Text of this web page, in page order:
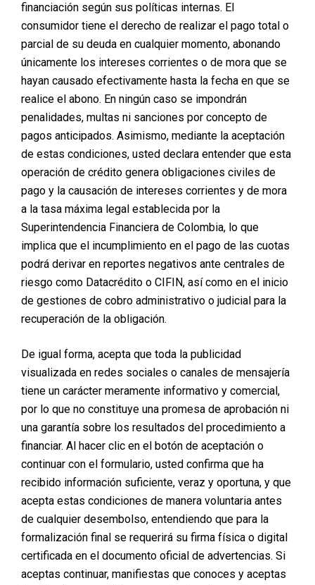
Más que estética: una herramienta de
salud emocional
la mejora de la imagen corporal está
directamente relacionada con el bienestar
psicológico?
Un estudio publicado por la revistaClinical Psychological
reveló que pacientes que se sometieron a
cirugía plástica mostraron:
Un aumento significativo enautoestima.
Reducción de síntomas dedepresión.
Mayor motivación para realizar actividades sociales
Mejor percepción de su salud física y emocional.
Esto se debe a que, al reconocerse en el espejo y
sentirse más cómodos con su imagen, muchas
personas
rompen ciclos de inseguridad acumulados
por años.
Fuente: Clinical Psychological
Science – Cirugía plástica y
bienestar
financiación según sus políticas internas. El
consumidor tiene el derecho de realizar el pago total o
parcial de su deuda en cualquier momento, abonando
únicamente los intereses corrientes o de mora que se
hayan causado efectivamente hasta la fecha en que se
realice el abono. En ningún caso se impondrán
penalidades, multas ni sanciones por concepto de
pagos anticipados. Asimismo, mediante la aceptación
de estas condiciones, usted declara entender que esta
operación de crédito genera obligaciones civiles de
pago y la causación de intereses corrientes y de mora
a la tasa máxima legal establecida por la
Superintendencia Financiera de Colombia, lo que
implica que el incumplimiento en el pago de las cuotas
podrá derivar en reportes negativos ante centrales de
riesgo como Datacrédito o CIFIN, así como en el inicio
de gestiones de cobro administrativo o judicial para la
recuperación de la obligación.
De igual forma, acepta que toda la publicidad
visualizada en redes sociales o canales de mensajería
tiene un carácter meramente informativo y comercial,
por lo que no constituye una promesa de aprobación ni
una garantía sobre los resultados del procedimiento a
financiar. Al hacer clic en el botón de aceptación o
continuar con el formulario, usted confirma que ha
recibido información suficiente, veraz y oportuna, y que
acepta estas condiciones de manera voluntaria antes
de cualquier desembolso, entendiendo que para la
formalización final se requerirá su firma física o digital
certificada en el documento oficial de advertencias. Si
aceptas continuar, manifiestas que conoces y aceptas